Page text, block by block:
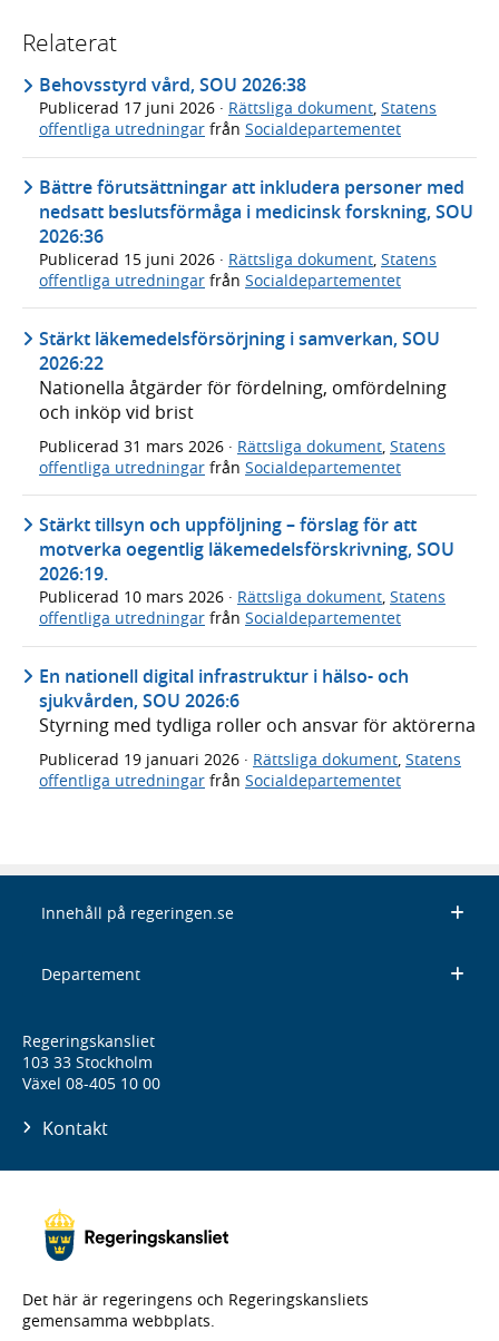
Relaterat
Behovsstyrd vård, SOU 2026:38
Publicerad 17 juni 2026 · Rättsliga dokument, Statens
offentliga utredningar från Socialdepartementet
Bättre förutsättningar att inkludera personer med
nedsatt beslutsförmåga i medicinsk forskning, SOU
2026:36
Publicerad 15 juni 2026 · Rättsliga dokument, Statens
offentliga utredningar från Socialdepartementet
Stärkt läkemedelsförsörjning i samverkan, SOU
2026:22
Nationella åtgärder för fördelning, omfördelning
och inköp vid brist
Publicerad 31 mars 2026 · Rättsliga dokument Statens
offentliga utredningar från Socialdepartementet
Stärkt tillsyn och uppföljning – förslag för att
motverka oegentlig läkemedelsförskrivning, SOU
2026:19.
Publicerad 10 mars 2026 · Rättsliga dokument, Statens
offentliga utredningar från Socialdepartementet
En nationell digital infrastruktur i hälso- och
sjukvården, SOU 2026:6
Styrning med tydliga roller och ansvar för aktörerna
Publicerad 19 januari 2026 · Rättsliga dokument, Statens
offentliga utredningar från Socialdepartementet
Innehåll på regeringen.se
Departement
Regeringskansliet
103 33 Stockholm
Växel 08-405 10 00
Kontakt
Det här är regeringens och Regeringskansliets
gemensamma webbplats.